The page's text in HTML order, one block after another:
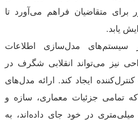
برای متقاضیان فراهم می‌آورد تا
یابد.
سیستم‌های مدل‌سازی اطلاعات
نیز می‌تواند انقلابی شگرف در
ایجاد کند. ارائه مدل‌های
تمامی جزئیات معماری، سازه و
در خود جای داده‌اند، به